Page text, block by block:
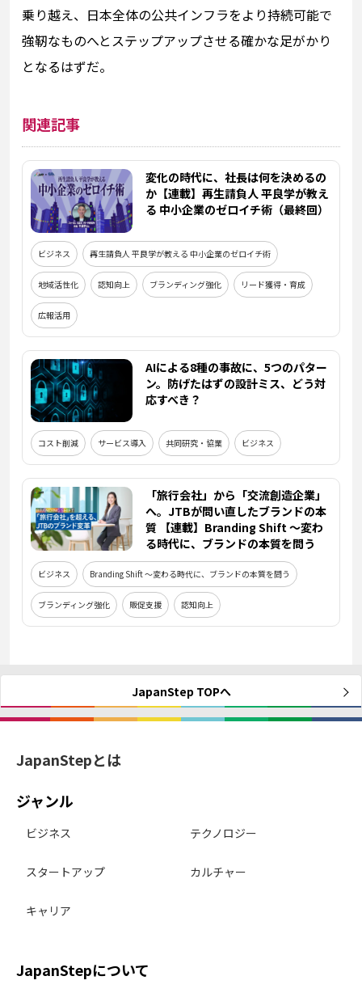
乗り越え、日本全体の公共インフラをより持続可能で
強靭なものへとステップアップさせる確かな足がかり
となるはずだ。
関連記事
変化の時代に、社長は何を決めるの
か【連載】再生請負人 平良学が教え
る 中小企業のゼロイチ術（最終回）
ビジネス 再生請負人 平良学が教える 中小企業のゼロイチ術
地域活性化 認知向上 ブランディング強化 リード獲得・育成
広報活用
AIによる8種の事故に、5つのパター
ン。防げたはずの設計ミス、どう対
応すべき？
コスト削減 サービス導入 共同研究・協業 ビジネス
「旅行会社」から「交流創造企業」
へ。JTBが問い直したブランドの本
質 【連載】Branding Shift ～変わ
る時代に、ブランドの本質を問う
ビジネス Branding Shift ～変わる時代に、ブランドの本質を問う
ブランディング強化 販促支援 認知向上
JapanStep TOPへ
JapanStepとは
ジャンル
ビジネス テクノロジー
スタートアップ カルチャー
キャリア
JapanStepについて